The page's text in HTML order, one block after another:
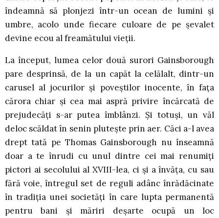
îndeamnă să plonjezi într-un ocean de lumini şi
umbre, acolo unde fiecare culoare de pe şevalet
devine ecou al freamătului vieţii.
La început, lumea celor două surori Gainsborough
pare desprinsă, de la un capăt la celălalt, dintr-un
carusel al jocurilor şi poveştilor inocente, în faţa
cărora chiar şi cea mai aspră privire încărcată de
prejudecăţi s-ar putea îmblânzi. Şi totuşi, un văl
deloc scăldat în senin pluteşte prin aer. Căci a-l avea
drept tată pe Thomas Gainsborough nu înseamnă
doar a te înrudi cu unul dintre cei mai renumiţi
pictori ai secolului al XVIII-lea, ci şi a învăţa, cu sau
fără voie, întregul set de reguli adânc înrădăcinate
în tradiţia unei societăţi în care lupta permanentă
pentru bani şi măriri deşarte ocupă un loc